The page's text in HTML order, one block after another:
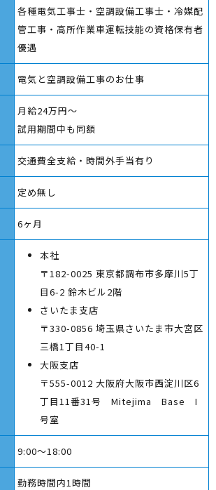
各種電気工事士・空調設備工事士・冷媒配
管工事・高所作業車運転技能の資格保有者
優遇
電気と空調設備工事のお仕事
月給24万円～
試用期間中も同額
交通費全支給・時間外手当有り
定め無し
6ヶ月
本社
〒182-0025 東京都調布市多摩川5丁
目6-2 鈴木ビル2階
さいたま支店
〒330-0856 埼玉県さいたま市大宮区
三橋1丁目40-1
大阪支店
〒555-0012 大阪府大阪市西淀川区6
丁目11番31号 Mitejima Base I
号室
9:00～18:00
勤務時間内1時間